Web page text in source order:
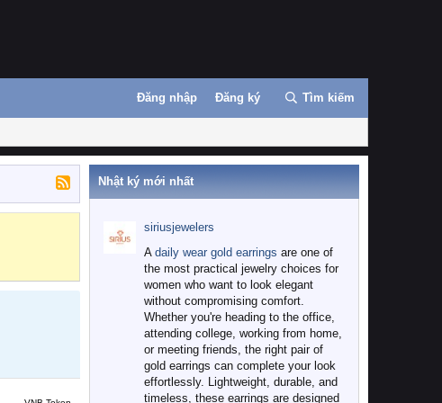
Đăng nhập Đăng ký Tìm kiếm
Nhật ký mới nhất
siriusjewelers
A daily wear gold earrings are one of
the most practical jewelry choices for
women who want to look elegant
without compromising comfort.
Whether you're heading to the office,
attending college, working from home,
or meeting friends, the right pair of
gold earrings can complete your look
effortlessly. Lightweight, durable, and
timeless, these earrings are designed